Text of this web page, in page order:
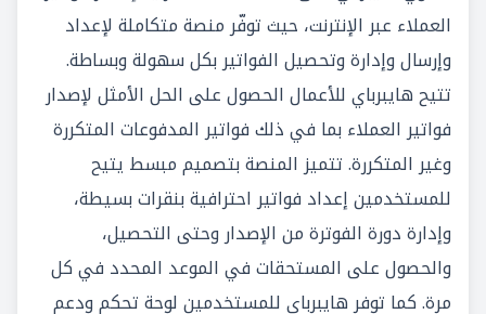
العملاء عبر الإنترنت، حيث توفّر منصة متكاملة لإعداد
وإرسال وإدارة وتحصيل الفواتير بكل سهولة وبساطة.
تتيح هايبرباي للأعمال الحصول على الحل الأمثل لإصدار
فواتير العملاء بما في ذلك فواتير المدفوعات المتكررة
وغير المتكررة. تتميز المنصة بتصميم مبسط يتيح
للمستخدمين إعداد فواتير احترافية بنقرات بسيطة،
وإدارة دورة الفوترة من الإصدار وحتى التحصيل،
والحصول على المستحقات في الموعد المحدد في كل
مرة. كما توفر هايبرباي للمستخدمين لوحة تحكم ودعم